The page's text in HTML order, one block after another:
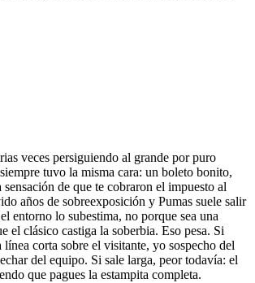
veces persiguiendo al grande por puro
tuvo la misma cara: un boleto bonito,
de que te cobraron el impuesto al
años de sobreexposición y Pumas suele salir
entorno lo subestima, no porque sea una
el clásico castiga la soberbia. Eso pesa. Si
línea corta sobre el visitante, yo sospecho del
del equipo. Si sale larga, peor todavía: el
que pagues la estampita completa.